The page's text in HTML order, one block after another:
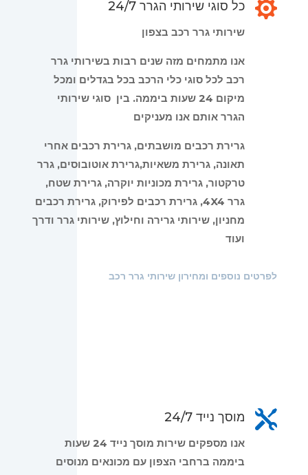
 כל סוגי שירותי הגרר 24/7
שירותי גרר רכב בצפון
אנו מתמחים מזה שנים רבות בשירותי גרר
רכב לכל סוגי כלי הרכב בכל בגדלים ומכל
מיקום 24 שעות ביממה. בין סוגי שירותי
הגרר אותם אנו מעניקים
גרירת רכבים מושבתים, גרירת רכבים אחרי
תאונה, גרירת משאיות,גרירת אוטובוסים, גרר
טרקטור, גרירת מכוניות יוקרה, גרירת שטח,
גרר 4X4, גרירת רכבים לפירוק, גרירת רכבים
מחניון, שירותי גרירה וחילוץ, שירותי גרר ודרך
ועוד
לפרטים נוספים ומחירון שירותי גרר רכב
 מוסך נייד 24/7
אנו מספקים שירות מוסך נייד 24 שעות
ביממה ברחבי הצפון עם מכונאים מנוסים